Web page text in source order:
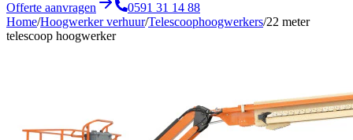
Offerte aanvragen
0591 31 14 88
Home/Hoogwerker verhuur/Telescoophoogwerkers/22 meter
telescoop hoogwerker